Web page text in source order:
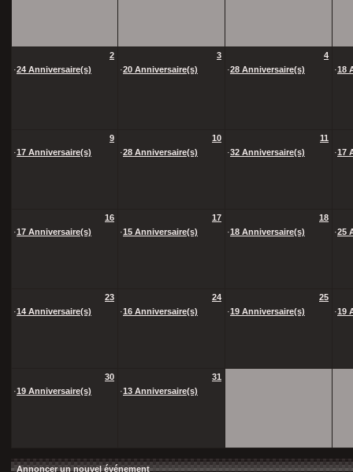
2
·24 Anniversaire(s)
3
·20 Anniversaire(s)
4
·28 Anniversaire(s) ·18
9
·17 Anniversaire(s)
10
·28 Anniversaire(s)
11
·32 Anniversaire(s) ·17
16
·17 Anniversaire(s)
17
·15 Anniversaire(s)
18
·18 Anniversaire(s) ·25
23
·14 Anniversaire(s)
24
·16 Anniversaire(s)
25
·19 Anniversaire(s) ·19
30
·19 Anniversaire(s)
31
·13 Anniversaire(s)
Annoncer un nouvel événement